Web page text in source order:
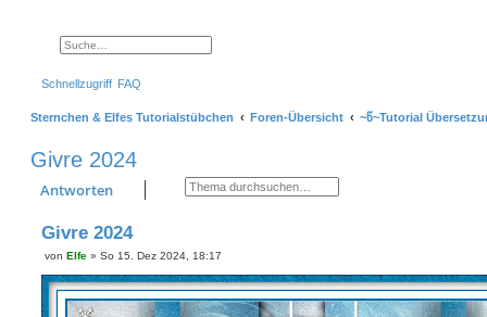
Suche
Erweiterte Suche
Schnellzugriff FAQ
Sternchen & Elfes Tutorialstübchen Foren-Übersicht ~წ~Tutorial
Givre 2024
Antworten Suche
Erweiterte Suche
Givre 2024
e
t
von Elfe » So 15. Dez 2024, 18:17